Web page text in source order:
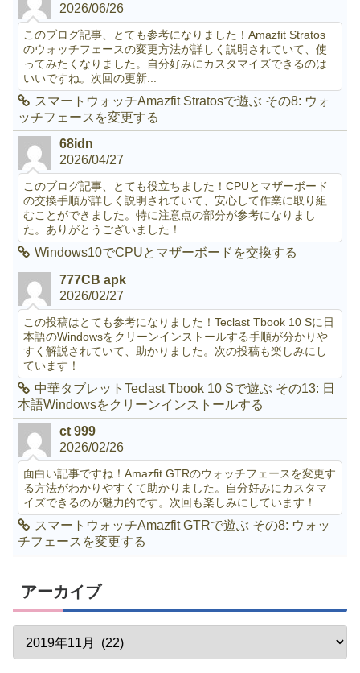
2026/06/26
このブログ記事、とても参考になりました！Amazfit Stratos
のウォッチフェースの変更方法が詳しく説明されていて、使
ってみたくなりました。自分好みにカスタマイズできるのは
いいですね。次回の更新...
スマートウォッチAmazfit Stratosで遊ぶ その8: ウォ
ッチフェースを変更する
68idn
2026/04/27
このブログ記事、とても役立ちました！CPUとマザーボード
の交換手順が詳しく説明されていて、安心して作業に取り組
むことができました。特に注意点の部分が参考になりまし
た。ありがとうございました！
Windows10でCPUとマザーボードを交換する
777CB apk
2026/02/27
この投稿はとても参考になりました！Teclast Tbook 10 Sに日
本語のWindowsをクリーンインストールする手順が分かりや
すく解説されていて、助かりました。次の投稿も楽しみにし
ています！
中華タブレットTeclast Tbook 10 Sで遊ぶ その13: 日
本語Windowsをクリーンインストールする
ct 999
2026/02/26
面白い記事ですね！Amazfit GTRのウォッチフェースを変更す
る方法がわかりやすくて助かりました。自分好みにカスタマ
イズできるのが魅力的です。次回も楽しみにしています！
スマートウォッチAmazfit GTRで遊ぶ その8: ウォッ
チフェースを変更する
アーカイブ